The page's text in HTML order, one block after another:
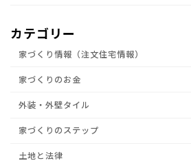
カテゴリー
家づくり情報（注文住宅情報）
家づくりのお金
外装・外壁タイル
家づくりのステップ
土地と法律